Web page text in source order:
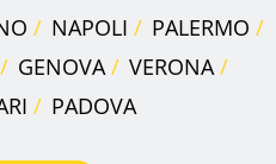
NAPOLI
PALERMO
GENOVA
VERONA
PADOVA